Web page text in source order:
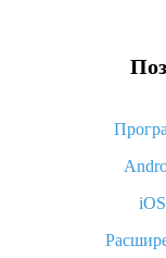
Что значит
Что делать, если
Как узнать,
Вы отменили
Что такое